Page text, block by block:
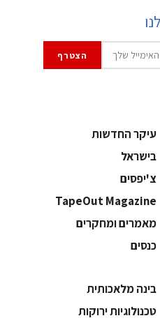
עיקר החדשות
בישראל
צ'יפסים
TapeOut Magazine
מאמרים ומחקרים
כנסים
בינה מלאכותית
‫טכנולוגיות ירוקות‬